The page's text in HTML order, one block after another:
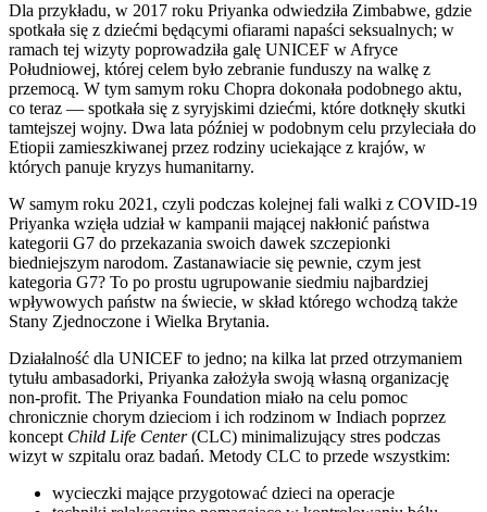
Dla przykładu, w 2017 roku Priyanka odwiedziła Zimbabwe, gdzie
spotkała się z dziećmi będącymi ofiarami napaści seksualnych; w
ramach tej wizyty poprowadziła galę UNICEF w Afryce
Południowej, której celem było zebranie funduszy na walkę z
przemocą. W tym samym roku Chopra dokonała podobnego aktu,
co teraz — spotkała się z syryjskimi dziećmi, które dotknęły skutki
tamtejszej wojny. Dwa lata później w podobnym celu przyleciała do
Etiopii zamieszkiwanej przez rodziny uciekające z krajów, w
których panuje kryzys humanitarny.
W samym roku 2021, czyli podczas kolejnej fali walki z COVID-19
Priyanka wzięła udział w kampanii mającej nakłonić państwa
kategorii G7 do przekazania swoich dawek szczepionki
biedniejszym narodom. Zastanawiacie się pewnie, czym jest
kategoria G7? To po prostu ugrupowanie siedmiu najbardziej
wpływowych państw na świecie, w skład którego wchodzą także
Stany Zjednoczone i Wielka Brytania.
Działalność dla UNICEF to jedno; na kilka lat przed otrzymaniem
tytułu ambasadorki, Priyanka założyła swoją własną organizację
non-profit. The Priyanka Foundation miało na celu pomoc
chronicznie chorym dzieciom i ich rodzinom w Indiach poprzez
koncept Child Life Center(CLC) minimalizujący stres podczas
wizyt w szpitalu oraz badań. Metody CLC to przede wszystkim:
wycieczki mające przygotować dzieci na operacje